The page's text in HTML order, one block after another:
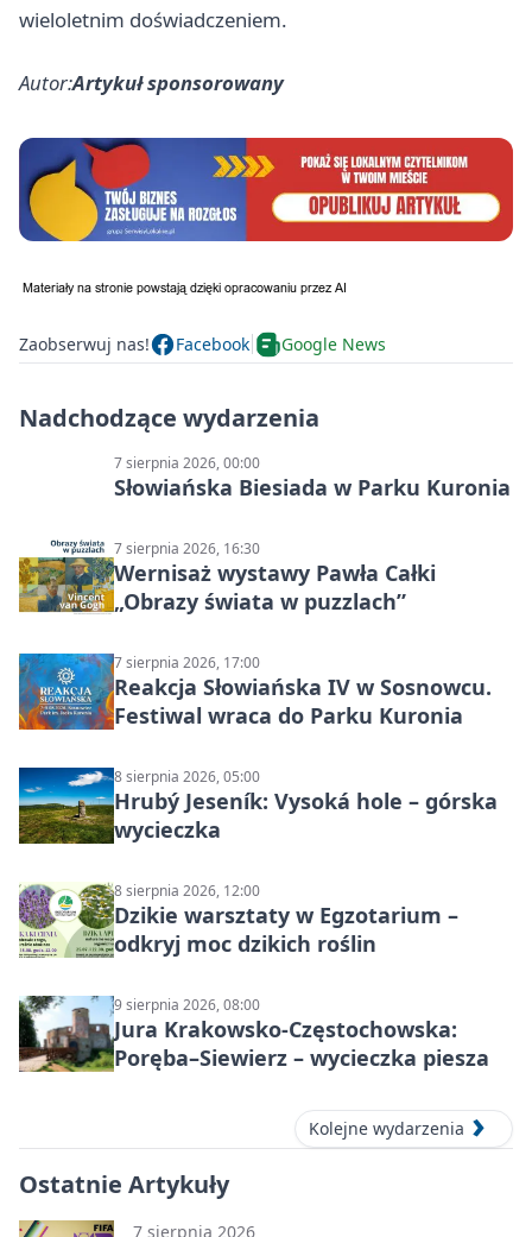
wieloletnim doświadczeniem.
Autor:Artykuł sponsorowany
Zaobserwuj nas! Facebook Google News
Nadchodzące wydarzenia
7 sierpnia 2026, 00:00
Słowiańska Biesiada w Parku Kuronia
7 sierpnia 2026, 16:30
Wernisaż wystawy Pawła Całki
„Obrazy świata w puzzlach”
7 sierpnia 2026, 17:00
Reakcja Słowiańska IV w Sosnowcu.
Festiwal wraca do Parku Kuronia
8 sierpnia 2026, 05:00
Hrubý Jeseník: Vysoká hole – górska
wycieczka
8 sierpnia 2026, 12:00
Dzikie warsztaty w Egzotarium –
odkryj moc dzikich roślin
9 sierpnia 2026, 08:00
Jura Krakowsko-Częstochowska:
Poręba–Siewierz – wycieczka piesza
Kolejne wydarzenia
Ostatnie Artykuły
7 sierpnia 2026